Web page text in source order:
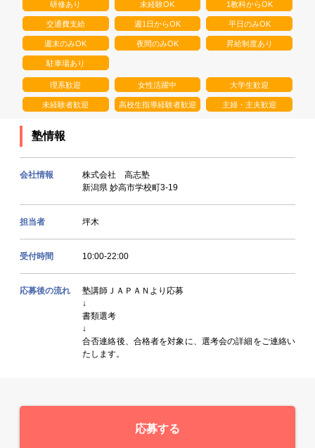
研修あり 未経験OK 1教科からOK
交通費支給 週1日からOK 平日のみOK
週末のみOK 夜間のみOK 昇給制度あり
駐車場あり
理系歓迎 女性活躍中 大学生歓迎
未経験者歓迎 高校生指導経験者歓迎 主婦・主夫歓迎
塾情報
会社情報
株式会社 高志塾
新潟県 妙高市学校町3-19
担当者 坪木
受付時間 10:00-22:00
応募後の流れ
塾講師ＪＡＰＡＮより応募
↓
書類選考
↓
合否連絡後、合格者を対象に、選考会の詳細をご連絡い
たします。
応募する